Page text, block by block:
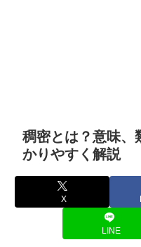
稠密とは？意味、
かりやすく解説
X
LINE